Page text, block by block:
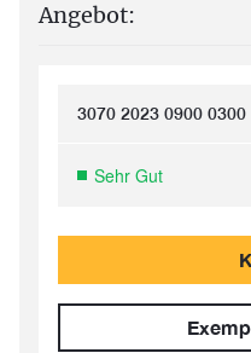
Angebot:
3070 2023 0900 0300
Sehr Gut